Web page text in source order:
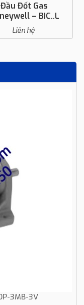
Đầu Đốt Gas
– BIC..L
Liên hệ
3MB-3V